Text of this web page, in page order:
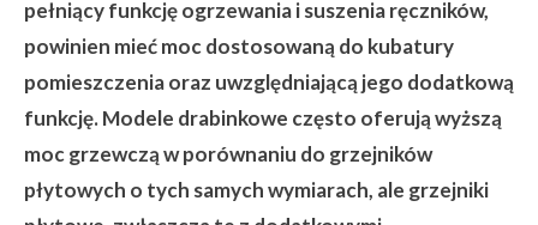
pełniący funkcję ogrzewania i suszenia ręczników,
powinien mieć moc dostosowaną do kubatury
pomieszczenia oraz uwzględniającą jego dodatkową
funkcję. Modele drabinkowe często oferują wyższą
moc grzewczą w porównaniu do grzejników
płytowych o tych samych wymiarach, ale grzejniki